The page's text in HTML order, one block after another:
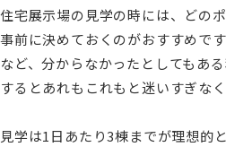
住宅展示場の見学の時には、どの
事前に決めておくのがおすすめで
など、分からなかったとしてもあ
するとあれもこれもと迷いすぎな
見学は1日あたり3棟までが理想的